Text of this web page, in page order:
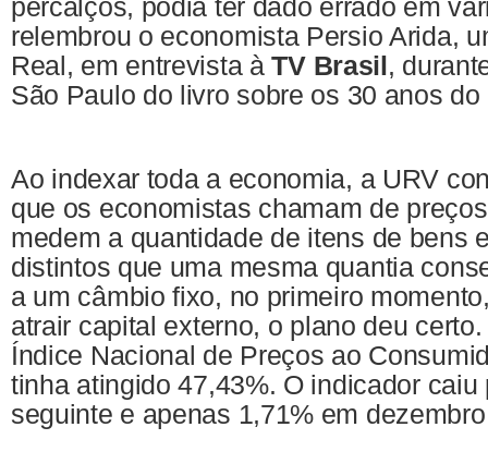
percalços, podia ter dado errado em
relembrou o economista Persio Arida,
Real, em entrevista àTV Brasil,
São Paulo do livro sobre os 30 anos
Ao indexar toda a economia, a URV
que os economistas chamam de
medem a quantidade de itens de bens
distintos que uma mesma quantia
a um câmbio fixo, no primeiro
atrair capital externo, o plano deu
Índice Nacional de Preços ao
tinha atingido 47,43%. O indicador caiu
seguinte e apenas 1,71% em